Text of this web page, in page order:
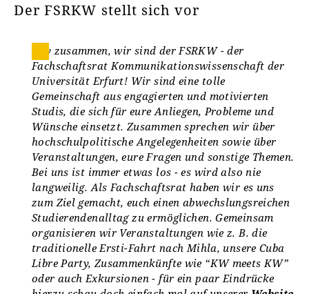
Der FSRKW stellt sich vor
Hey zusammen, wir sind der FSRKW - der
Fachschaftsrat Kommunikationswissenschaft der
Universität Erfurt! Wir sind eine tolle
Gemeinschaft aus engagierten und motivierten
Studis, die sich für eure Anliegen, Probleme und
Wünsche einsetzt. Zusammen sprechen wir über
hochschulpolitische Angelegenheiten sowie über
Veranstaltungen, eure Fragen und sonstige Themen.
Bei uns ist immer etwas los - es wird also nie
langweilig. Als Fachschaftsrat haben wir es uns
zum Ziel gemacht, euch einen abwechslungsreichen
Studierendenalltag zu ermöglichen. Gemeinsam
organisieren wir Veranstaltungen wie z. B. die
traditionelle Ersti-Fahrt nach Mihla, unsere Cuba
Libre Party, Zusammenkünfte wie “KW meets KW”
oder auch Exkursionen - für ein paar Eindrücke